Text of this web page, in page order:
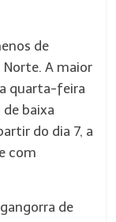
de
A maior
quarta-feira
baixa
do dia 7, a
com
de